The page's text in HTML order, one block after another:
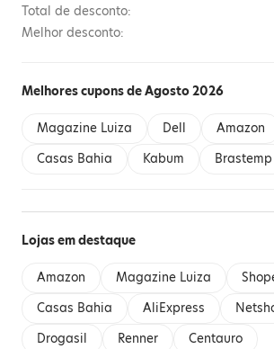
Total de desconto:
Melhor desconto:
Melhores cupons de Agosto 2026
Magazine Luiza Dell
Amazon
Casas Bahia
Kabum Brastemp
Lojas em destaque
Amazon Magazine Luiza
Casas Bahia
AliExpress
Drogasil
Renner
Centauro